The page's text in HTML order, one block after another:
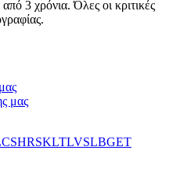
3 χρόνια. Όλες οι κριτικές
μας
CSHRSKLTLVSLBGET